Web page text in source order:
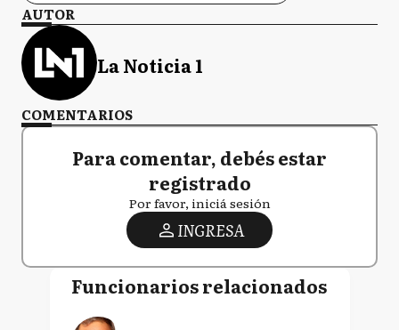
AUTOR
La Noticia 1
COMENTARIOS
Para comentar, debés estar
registrado
Por favor, iniciá sesión
INGRESA
Funcionarios relacionados